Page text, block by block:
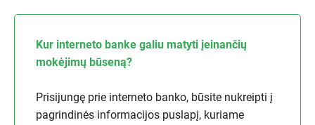
Kur interneto banke galiu matyti įeinančių
mokėjimų būseną?
Prisijungę prie interneto banko, būsite nukreipti į
pagrindinės informacijos puslapį, kuriame